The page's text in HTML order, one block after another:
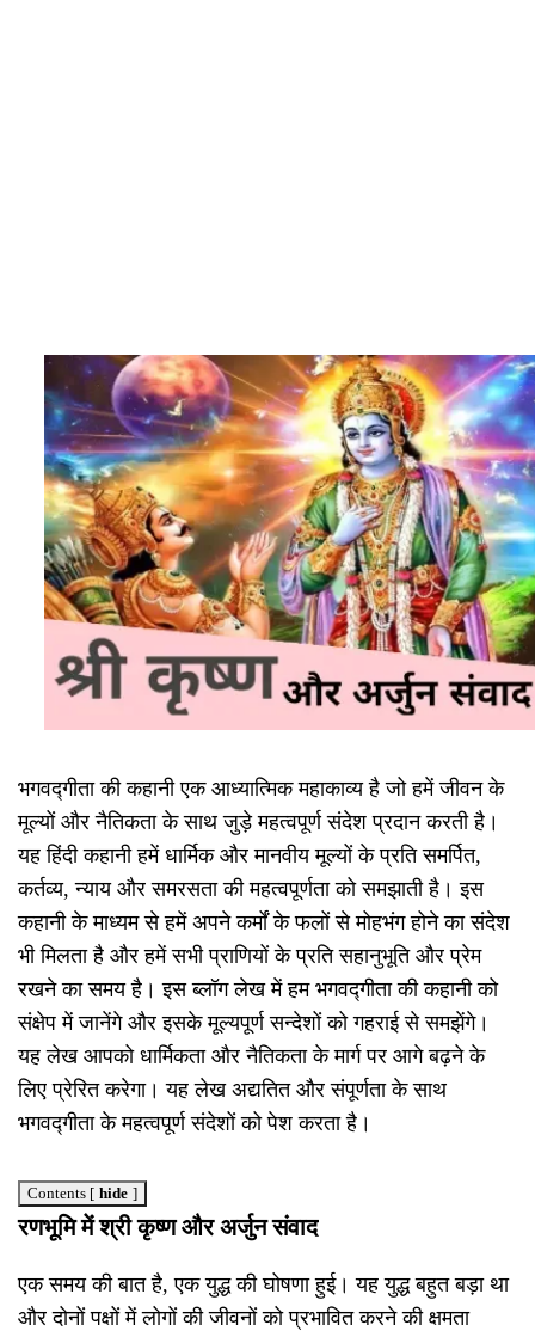
भगवद्गीता की कहानी एक आध्यात्मिक महाकाव्य है जो हमें जीवन के
मूल्यों और नैतिकता के साथ जुड़े महत्वपूर्ण संदेश प्रदान करती है।
यह हिंदी कहानी हमें धार्मिक और मानवीय मूल्यों के प्रति समर्पित,
कर्तव्य, न्याय और समरसता की महत्वपूर्णता को समझाती है। इस
कहानी के माध्यम से हमें अपने कर्मों के फलों से मोहभंग होने का संदेश
भी मिलता है और हमें सभी प्राणियों के प्रति सहानुभूति और प्रेम
रखने का समय है। इस ब्लॉग लेख में हम भगवद्गीता की कहानी को
संक्षेप में जानेंगे और इसके मूल्यपूर्ण सन्देशों को गहराई से समझेंगे।
यह लेख आपको धार्मिकता और नैतिकता के मार्ग पर आगे बढ़ने के
लिए प्रेरित करेगा। यह लेख अद्यतित और संपूर्णता के साथ
भगवद्गीता के महत्वपूर्ण संदेशों को पेश करता है।
Contents [ hide ]
रणभूमि में श्री कृष्ण और अर्जुन संवाद
एक समय की बात है, एक युद्ध की घोषणा हुई। यह युद्ध बहुत बड़ा था
और दोनों पक्षों में लोगों की जीवनों को प्रभावित करने की क्षमता